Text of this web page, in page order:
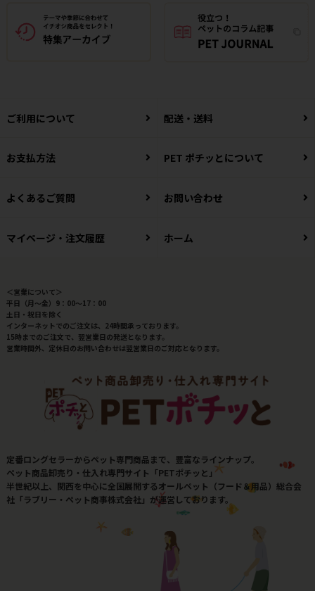
ご利用について 配送・送料
お支払方法 PET ポチッとについて
よくあるご質問 お問い合わせ
マイページ・注文履歴 ホーム
＜営業について＞
平日（月～金）9：00～17：00
土日・祝日を除く
インターネットでのご注文は、24時間承っております。
15時までのご注文で、翌営業日の発送となります。
営業時間外、定休日のお問い合わせは翌営業日のご対応となります。
定番ロングセラーからペット専門商品まで、豊富なラインナップ。
ペット商品卸売り・仕入れ専門サイト「PETポチッと」
半世紀以上、関西を中心に全国展開するオールペット（フード＆用品）総合会
社「ラブリー・ペット商事株式会社」が運営しております。